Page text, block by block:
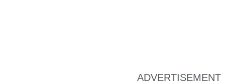
ADVERTISEMENT